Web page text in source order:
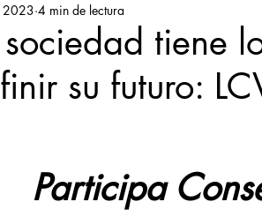
San Pedro Garza Garcia
Clima Principal Salud
sociedad tiene
su futuro:
2023 4 min de lectura
Participa